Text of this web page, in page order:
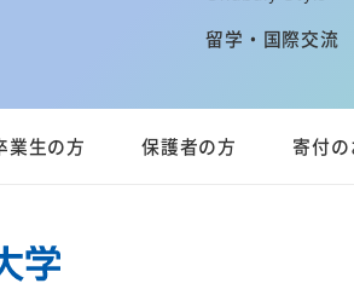
留学・国際交流
業生の方 保護者の方 寄付の